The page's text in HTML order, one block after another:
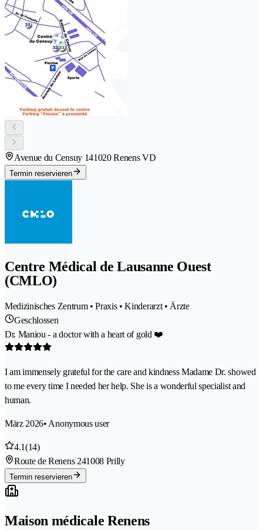
Avenue du Censuy 141020 Renens VD
Termin reservieren
Centre Médical de Lausanne Ouest
(CMLO)
Medizinisches Zentrum • Praxis • Kinderarzt • Ärzte
Geschlossen
Dr. Maniou - a doctor with a heart of gold ❤️
I am immensely grateful for the care and kindness Madame Dr. showed
to me every time I needed her help. She is a wonderful specialist and
human.
März 2026• Anonymous user
4.1(14)
Route de Renens 241008 Prilly
Termin reservieren
Maison médicale Renens